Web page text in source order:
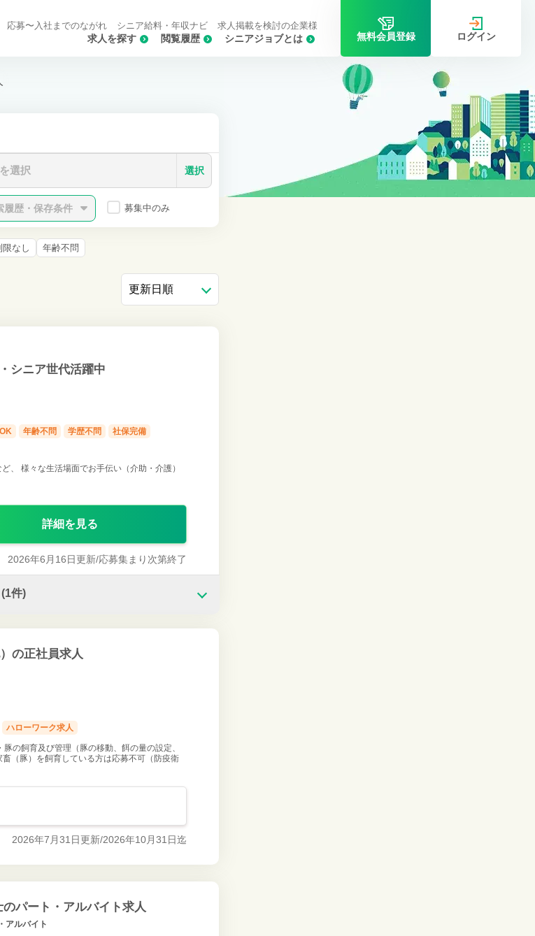
求人を探す シニアジョブとは
閲覧履歴
応募〜入社までのながれ シニア給料・年収ナビ 求人掲載を検討の企業様
無料会員登録 ログイン
選択 選択
履歴・保存条件 募集中のみ
なし 年齢不問
シニア世代活躍中
年齢不問 学歴不問
社保完備
、 様々な生活場面でお手伝い（介助・介護）
詳細を見る
2026年6月16日更新/応募集まり次第終了
(1件)
の正社員求人
ハローワーク求人
の飼育及び管理（豚の移動、餌の量の設定、
（豚）を飼育している方は応募不可（防疫衛
2026年7月31日更新/2026年10月31日迄
パート・アルバイト求人
アルバイト